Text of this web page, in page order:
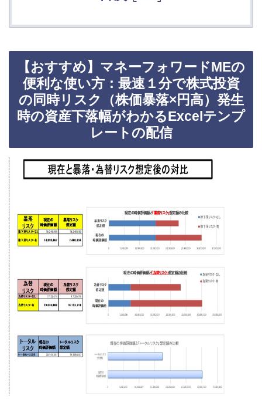
【おすすめ】マネーフォワードMEの
便利な使い方：最速１分で株式投資
の同時リスク（株価暴落×円高）発生
時の資産下落幅がわかるExcelテンプ
レートの配信